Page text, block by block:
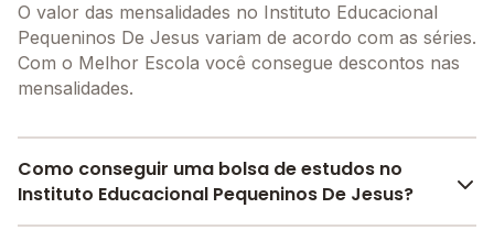
O valor das mensalidades no Instituto Educacional
Pequeninos De Jesus variam de acordo com as séries.
Com o Melhor Escola você consegue descontos nas
mensalidades.
Como conseguir uma bolsa de estudos no
Instituto Educacional Pequeninos De Jesus?